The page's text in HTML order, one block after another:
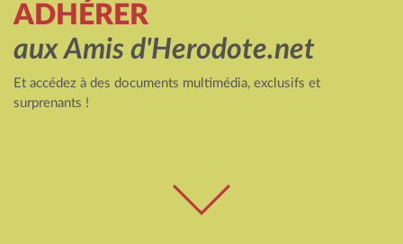
ADHÉRER
aux Amis d'Herodote.net
Et accédez à des documents multimédia, exclusifs et
surprenants !